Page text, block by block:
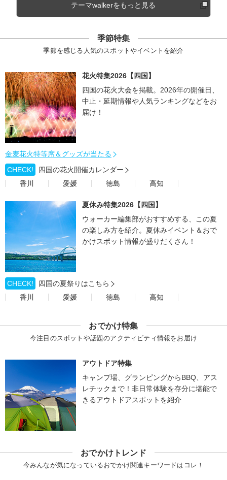
テーマwalkerをもっと見る
季節特集
季節を感じる人気のスポットやイベントを紹介
花火特集2026【四国】
四国の花火大会を掲載。2026年の開催日、
中止・延期情報や人気ランキングなどをお
届け！
金麦花火特等席＆グッズが当たる
CHECK!
四国の花火開催カレンダー
香川
愛媛 徳島 高知
夏休み特集2026【四国】
ウォーカー編集部がおすすめする、この夏
の楽しみ方を紹介。夏休みイベント＆おで
かけスポット情報が盛りだくさん！
CHECK!
四国の夏祭りはこちら
香川
愛媛 徳島 高知
おでかけ特集
今注目のスポットや話題のアクティビティ情報をお届け
アウトドア特集
キャンプ場、グランピングからBBQ、アス
レチックまで！非日常体験を存分に堪能で
きるアウトドアスポットを紹介
おでかけトレンド
今みんなが気になっているおでかけ関連キーワードはコレ！